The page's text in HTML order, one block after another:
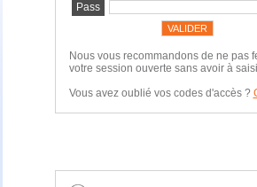
Pass
Nous vous recommandons de ne pas
votre session ouverte sans avoir à
Vous avez oublié vos codes d'accès ?